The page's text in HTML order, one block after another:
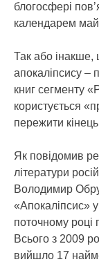
блогосфері
календарем
Так або інакше,
апокаліпсису –
книг сегменту
користується
пережити кінець
Як повідомив
літератури
Володимир
«Апокаліпсис»
поточному році
Всього з 2009
вийшло 17